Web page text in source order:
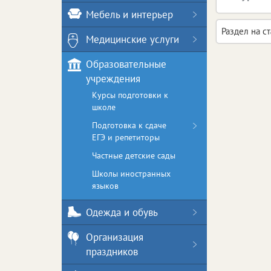
Раздел на
Мебель и интерьер
Медицинские услуги
Образовательные
учреждения
Курсы подготовки к
школе
Подготовка к сдаче
ЕГЭ и репетиторы
Частные детские сады
Школы иностранных
языков
Одежда и обувь
Организация
праздников